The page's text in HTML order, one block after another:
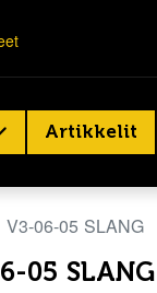
Artikkelit
V3-06-05 SLANG
05 SLANG